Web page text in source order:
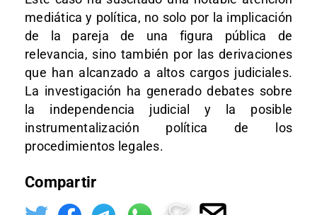
mediática y política, no solo por la implicación
de la pareja de una figura pública de
relevancia, sino también por las derivaciones
que han alcanzado a altos cargos judiciales.
La investigación ha generado debates sobre
la independencia judicial y la posible
instrumentalización política de los
procedimientos legales.
Compartir